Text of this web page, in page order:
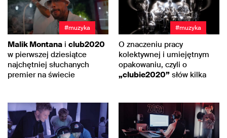
#muzyka
Malik Montana i club2020
w pierwszej dziesiątce
najchętniej słuchanych
premier na świecie
#muzyka
O znaczeniu pracy
kolektywnej i umiejętnym
opakowaniu, czyli o
„clubie2020” słów kilka